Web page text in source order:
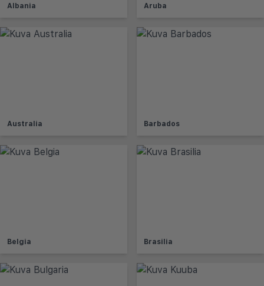
Albania Aruba
Australia Barbados
Belgia Brasilia